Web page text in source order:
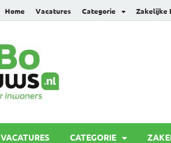
Home Vacatures Categorie Zakelijke
VACATURES CATEGORIE